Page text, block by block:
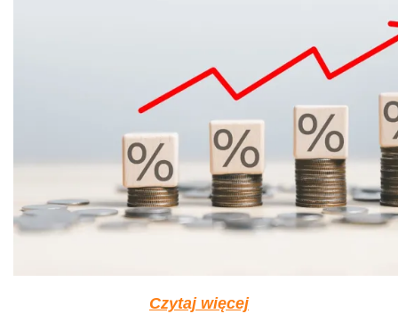
Czytaj więcej